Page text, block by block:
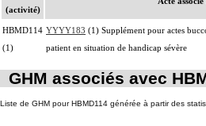
(activité)
HBMD114
(1)
YYYY183 (1) Supplément pour actes
patient en situation de handicap sévère
GHM associés avec
Liste de GHM pour HBMD114 générée à partir des